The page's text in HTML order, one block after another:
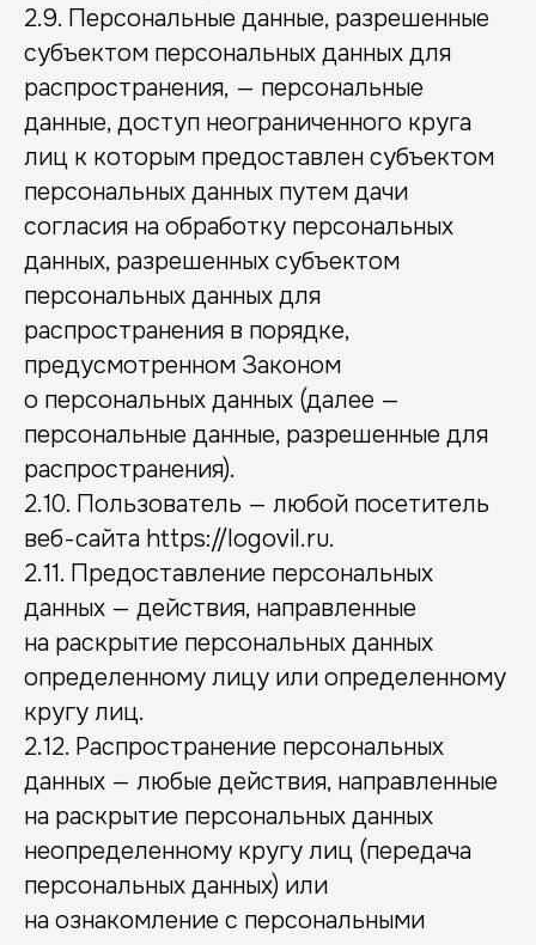
2.9. Персональные данные, разрешенные
субъектом персональных данных для
распространения, — персональные
данные, доступ неограниченного круга
лиц к которым предоставлен субъектом
персональных данных путем дачи
согласия на обработку персональных
данных, разрешенных субъектом
персональных данных для
распространения в порядке,
предусмотренном Законом
о персональных данных (далее —
персональные данные, разрешенные для
распространения).
2.10. Пользователь — любой посетитель
веб-сайта https://logovil.ru.
2.11. Предоставление персональных
данных — действия, направленные
на раскрытие персональных данных
определенному лицу или определенному
кругу лиц.
2.12. Распространение персональных
данных — любые действия, направленные
на раскрытие персональных данных
неопределенному кругу лиц (передача
персональных данных) или
на ознакомление с персональными